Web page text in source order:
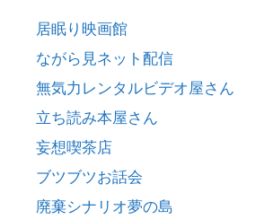
居眠り映画館
ながら見ネット配信
無気力レンタルビデオ屋さん
立ち読み本屋さん
妄想喫茶店
ブツブツお話会
廃棄シナリオ夢の島